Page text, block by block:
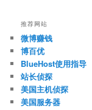
推荐网站
微博赚钱
博百优
BlueHost使用指导
站长侦探
美国主机侦探
美国服务器